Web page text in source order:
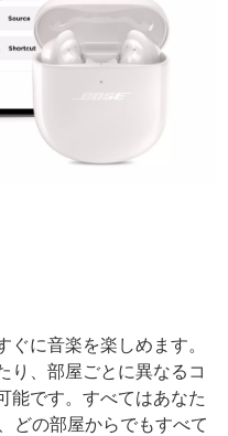
に音楽を楽しめます。
り、部屋ごとに異なるコ
能です。すべてはあなた
どの部屋からでもすべて